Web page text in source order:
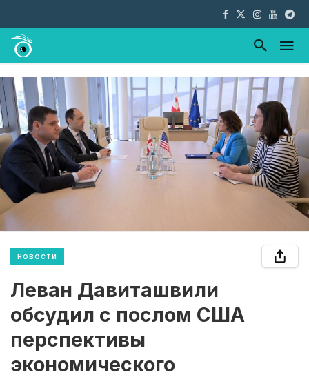
НОВОСТИ
Леван Давиташвили
обсудил с послом США
перспективы
экономического